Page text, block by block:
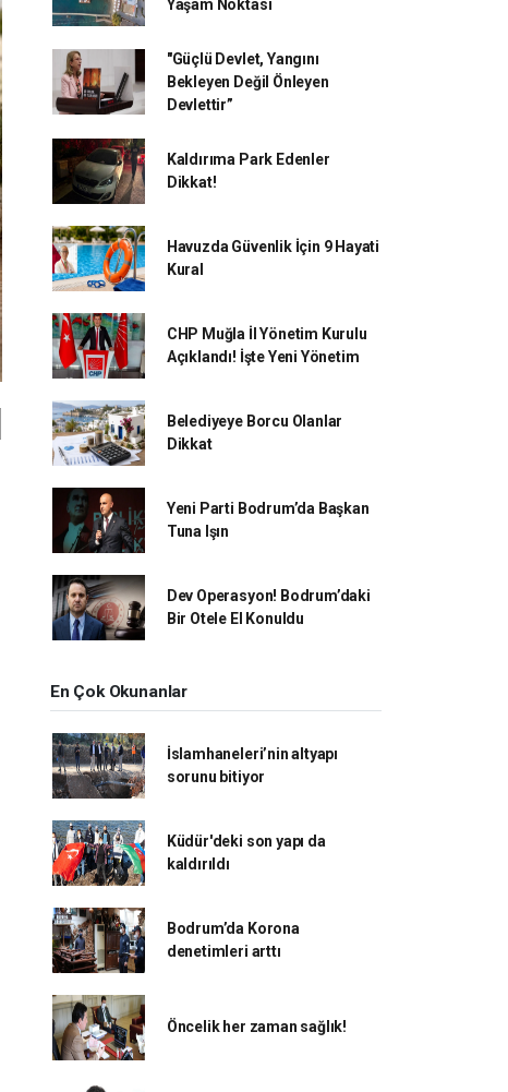
Yaşam Noktası
"Güçlü Devlet, Yangını
Bekleyen Değil Önleyen
Devlettir”
Kaldırıma Park Edenler
Dikkat!
Havuzda Güvenlik İçin 9 Hayati
Kural
CHP Muğla İl Yönetim Kurulu
Açıklandı! İşte Yeni Yönetim
Belediyeye Borcu Olanlar
Dikkat
Yeni Parti Bodrum’da Başkan
Tuna Işın
Dev Operasyon! Bodrum’daki
Bir Otele El Konuldu
En Çok Okunanlar
İslamhaneleri’nin altyapı
sorunu bitiyor
Küdür'deki son yapı da
kaldırıldı
Bodrum’da Korona
denetimleri arttı
Öncelik her zaman sağlık!